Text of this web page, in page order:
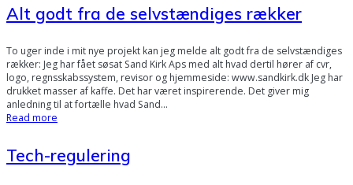
Alt godt fra de selvstændiges rækker
To uger inde i mit nye projekt kan jeg melde alt godt fra de selvstændiges
rækker: Jeg har fået søsat Sand Kirk Aps med alt hvad dertil hører af cvr,
logo, regnsskabssystem, revisor og hjemmeside: www.sandkirk.dk Jeg har
drukket masser af kaffe. Det har været inspirerende. Det giver mig
anledning til at fortælle hvad Sand…
Read more
Tech-regulering